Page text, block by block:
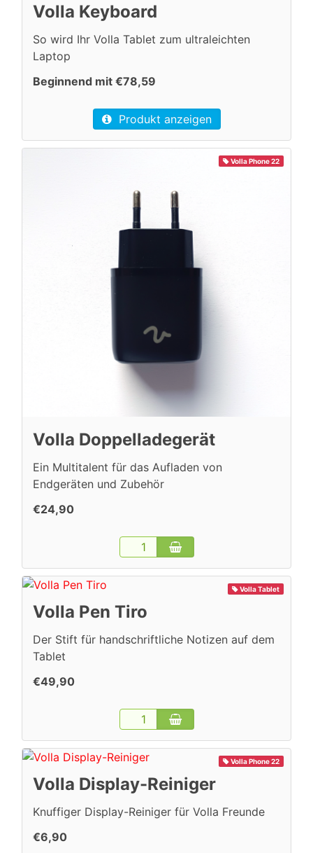
Volla Keyboard
So wird Ihr Volla Tablet zum ultraleichten
Laptop
Beginnend mit €78,59
Produkt anzeigen
Volla Phone 22
Volla Doppelladegerät
Ein Multitalent für das Aufladen von
Endgeräten und Zubehör
€24,90
Volla Tablet
Volla Pen Tiro
Der Stift für handschriftliche Notizen auf dem
Tablet
€49,90
Volla Phone 22
Volla Display-Reiniger
Knuffiger Display-Reiniger für Volla Freunde
€6,90